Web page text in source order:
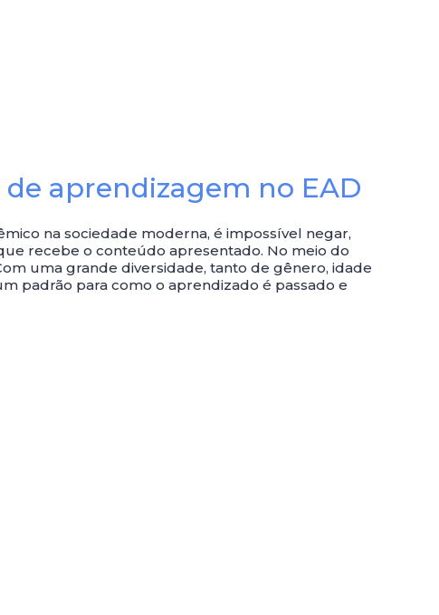
aprendizagem no EAD
na sociedade moderna, é impossível negar,
recebe o conteúdo apresentado. No meio do
uma grande diversidade, tanto de gênero, idade
padrão para como o aprendizado é passado e